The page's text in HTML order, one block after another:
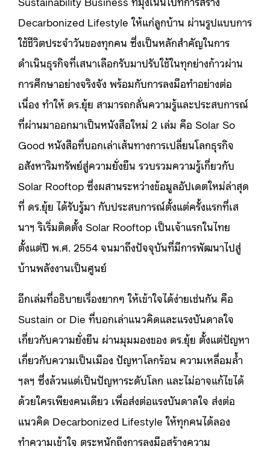
Decarbonized Lifestyle ให้แก่ลูกบ้าน ผ่านรูปแบบการ
ใช้ชีวิตประจำวันของทุกคน ซึ่งเป็นหลักสำคัญในการ
ดำเนินธุรกิจที่เสนาเลือกรับมาปรับใช้ในทุกย่างก้าวผ่าน
การศึกษาอย่างจริงจัง พร้อมกับการลงมือทำอย่างต่อ
เนื่อง ทำให้ ดร.ยุ้ย สามารถกลั่นความรู้และประสบการณ์
ที่ผ่านมาออกมาเป็นหนังสือใหม่ 2 เล่ม คือ Solar So
Good หนังสือที่บอกเล่าเส้นทางการเปลี่ยนโลกธุรกิจ
อสังหาริมทรัพย์สู่ความยั่งยืน รวบรวมความรู้เกี่ยวกับ
Solar Rooftop ซึ่งผสานระหว่างข้อมูลอัปเดตใหม่ล่าสุด
ที่ ดร.ยุ้ย ได้รับรู้มา กับประสบการณ์ตั้งแต่ครั้งแรกที่เส
นาฯ ริเริ่มติดตั้ง Solar Rooftop เป็นเจ้าแรกในไทย
ตั้งแต่ปี พ.ศ. 2554 จนมาถึงปัจจุบันที่มีการพัฒนาไปสู่
บ้านพลังงานเป็นศูนย์
อีกเล่มที่อธิบายเรื่องยากๆ ให้เข้าใจได้ง่ายเช่นกัน คือ
Sustain or Die ที่บอกเล่าแนวคิดและแรงบันดาลใจ
เกี่ยวกับความยั่งยืน ผ่านมุมมองของ ดร.ยุ้ย ตั้งแต่ปัญหา
เกี่ยวกับความเป็นเมือง ปัญหาโลกร้อน ความเหลื่อมล้ำ
ฯลฯ ซึ่งล้วนแต่เป็นปัญหาระดับโลก และไม่อาจแก้ไขได้
ด้วยใครเพียงคนเดียว เพื่อส่งต่อแรงบันดาลใจ ส่งต่อ
แนวคิด Decarbonized Lifestyle ให้ทุกคนได้ลอง
ทำความเข้าใจ ตระหนักถึงการลงมือสร้างความ